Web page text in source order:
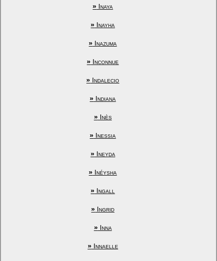
» Inaya
» Inayha
» Inazuma
» Inconnue
» Indalecio
» Indiana
»Inès
» Inessia
»Ineyda
» Inéysha
» Ingall
» Ingrid
»Inna
»Innaelle